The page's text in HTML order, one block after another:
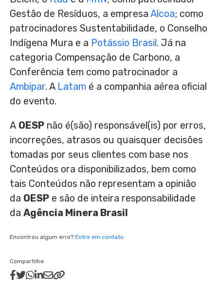
Gestão de Resíduos, a empresa Alcoa; como
patrocinadores Sustentabilidade, o Conselho
Indígena Mura e a Potássio Brasil. Já na
categoria Compensação de Carbono, a
Conferência tem como patrocinador a
Ambipar. A Latam é a companhia aérea oficial
do evento.
A OESP não é(são) responsável(is) por erros,
incorreções, atrasos ou quaisquer decisões
tomadas por seus clientes com base nos
Conteúdos ora disponibilizados, bem como
tais Conteúdos não representam a opinião
da OESP e são de inteira responsabilidade
da Agência Minera Brasil
Encontrou algum erro? Entre em contato
Compartilhe